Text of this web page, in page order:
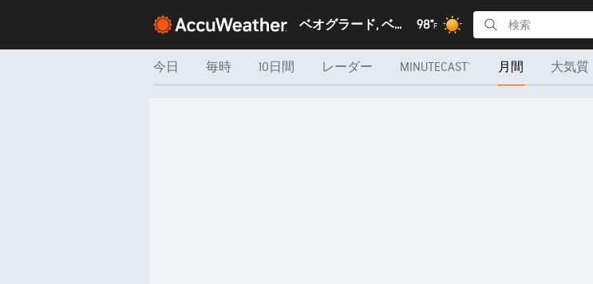
ベオグラード, ベオグラード 98°F
今日 毎時 10日間 レーダー MINUTECAST® 月間 大気質